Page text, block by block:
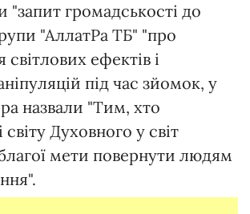
"запит громадськості до
"АллатРа ТБ" "про
світлових ефектів і
під час зйомок, у
назвали "Тим, хто
Духовного у світ
мети повернути людям